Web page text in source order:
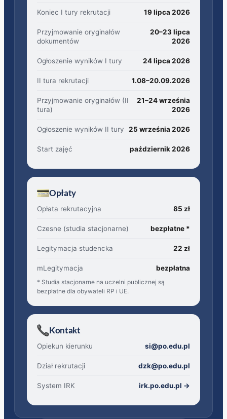
Koniec I tury rekrutacji 19 lipca 2026
Przyjmowanie oryginałów
dokumentów
20–23 lipca
2026
Ogłoszenie wyników I tury 24 lipca 2026
II tura rekrutacji 1.08–20.09.2026
Przyjmowanie oryginałów (II
tura)
21–24 września
2026
Ogłoszenie wyników II tury 25 września 2026
Start zajęć październik 2026
Opłaty
Opłata rekrutacyjna 85 zł
Czesne (studia stacjonarne) bezpłatne *
Legitymacja studencka 22 zł
mLegitymacja bezpłatna
* Studia stacjonarne na uczelni publicznej są
bezpłatne dla obywateli RP i UE.
Kontakt
Opiekun kierunku si@po.edu.pl
Dział rekrutacji dzk@po.edu.pl
System IRK irk.po.edu.pl →